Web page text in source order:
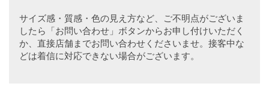
サイズ感・質感・色の見え方など、ご不明点がございま
したら「お問い合わせ」ボタンからお申し付けいただく
か、直接店舗までお問い合わせくださいませ。接客中な
どは着信に対応できない場合がございます。